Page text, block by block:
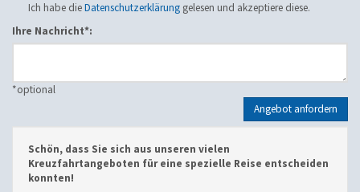
Ich habe dieDatenschutzerklärung gelesen und akzeptiere diese.
Ihre Nachricht*:
*optional
Angebot anfordern
Schön, dass Sie sich aus unseren vielen
Kreuzfahrtangeboten für eine spezielle Reise entscheiden
konnten!